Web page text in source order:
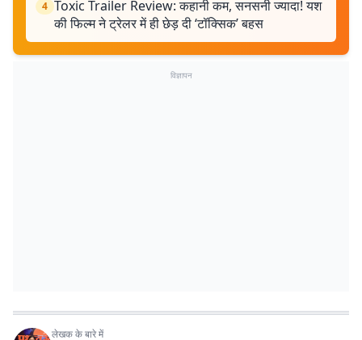
4 Toxic Trailer Review: कहानी कम, सनसनी ज्यादा! यश
की फिल्म ने ट्रेलर में ही छेड़ दी ‘टॉक्सिक’ बहस
विज्ञापन
लेखक के बारे में